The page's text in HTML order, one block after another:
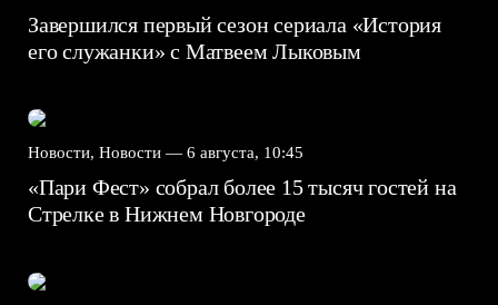
Завершился первый сезон сериала «История
его служанки» с Матвеем Лыковым
Новости, Новости — 6 августа, 10:45
«Пари Фест» собрал более 15 тысяч гостей на
Стрелке в Нижнем Новгороде